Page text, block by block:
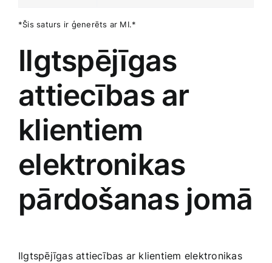
*Šis saturs ir ģenerēts ar MI.*
Ilgtspējīgas
attiecības ar
klientiem
elektronikas
pārdošanas jomā
Ilgtspējīgas attiecības ar klientiem elektronikas